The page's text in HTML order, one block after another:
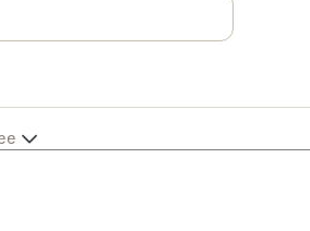
Praha linnakohtu äriregistris (osa C,